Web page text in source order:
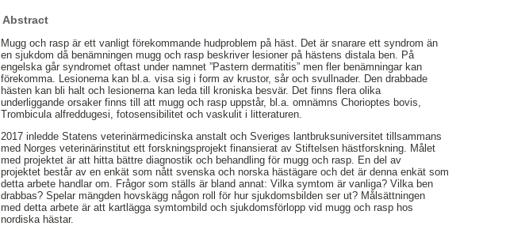
Abstract
Mugg och rasp är ett vanligt förekommande hudproblem på häst. Det är snarare ett syndrom än
en sjukdom då benämningen mugg och rasp beskriver lesioner på hästens distala ben. På
engelska går syndromet oftast under namnet ”Pastern dermatitis” men fler benämningar kan
förekomma. Lesionerna kan bl.a. visa sig i form av krustor, sår och svullnader. Den drabbade
hästen kan bli halt och lesionerna kan leda till kroniska besvär. Det finns flera olika
underliggande orsaker finns till att mugg och rasp uppstår, bl.a. omnämns Chorioptes bovis,
Trombicula alfreddugesi, fotosensibilitet och vaskulit i litteraturen.
2017 inledde Statens veterinärmedicinska anstalt och Sveriges lantbruksuniversitet tillsammans
med Norges veterinärinstitut ett forskningsprojekt finansierat av Stiftelsen hästforskning. Målet
med projektet är att hitta bättre diagnostik och behandling för mugg och rasp. En del av
projektet består av en enkät som nått svenska och norska hästägare och det är denna enkät som
detta arbete handlar om. Frågor som ställs är bland annat: Vilka symtom är vanliga? Vilka ben
drabbas? Spelar mängden hovskägg någon roll för hur sjukdomsbilden ser ut? Målsättningen
med detta arbete är att kartlägga symtombild och sjukdomsförlopp vid mugg och rasp hos
nordiska hästar.